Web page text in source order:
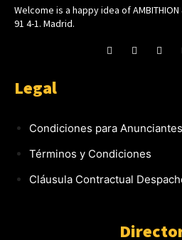
Welcome is a happy idea of AMBITHION
91 4-1. Madrid.
Legal
Condiciones para Anunciantes
Términos y Condiciones
Cláusula Contractual